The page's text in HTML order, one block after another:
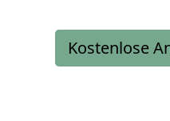
Kostenlose